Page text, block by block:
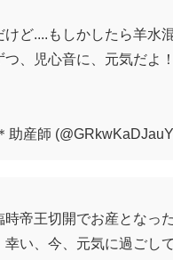
けど....もしかしたら羊
つ、児心音に、元気だよ
助産師
時帝王切開でお産となっ
幸い、今、元気に過ごし